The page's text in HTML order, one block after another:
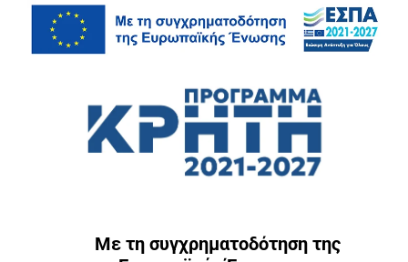
Με τη συγχρηματοδότηση της